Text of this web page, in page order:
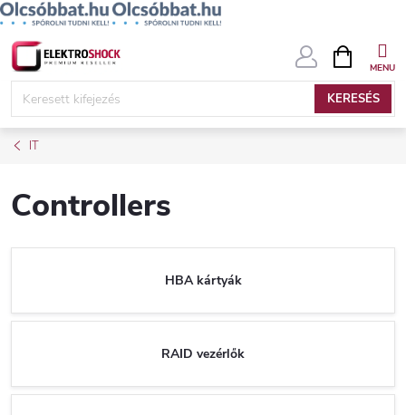
Ugrás
KERESÉS
KOSÁR
IT
Controllers
HBA kártyák
RAID vezérlők